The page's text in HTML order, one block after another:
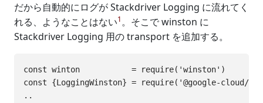
だから自動的にログが Stackdriver Logging に流れてく
れる、ようなことはない1。そこで winston に
Stackdriver Logging 用の transport を追加する。
const winton           = require('winston')
const {LoggingWinston} = require('@google-cloud/
..